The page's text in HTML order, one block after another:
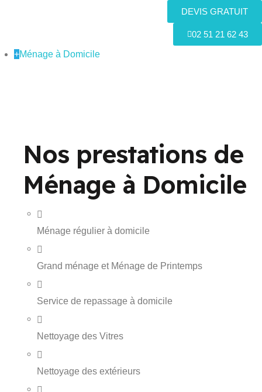
DEVIS GRATUIT
02 51 21 62 43
+Ménage à Domicile
Nos prestations de
Ménage à Domicile
Ménage régulier à domicile
Grand ménage et Ménage de Printemps
Service de repassage à domicile
Nettoyage des Vitres
Nettoyage des extérieurs